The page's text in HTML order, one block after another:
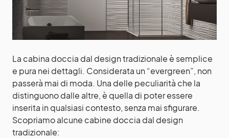
La cabina doccia dal design tradizionale è semplice
e pura nei dettagli. Considerata un “evergreen”, non
passerà mai di moda. Una delle peculiarità che la
distinguono dalle altre, è quella di poter essere
inserita in qualsiasi contesto, senza mai sfigurare.
Scopriamo alcune cabine doccia dal design
tradizionale: